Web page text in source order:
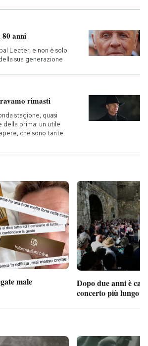
anni
Lecter, e non è solo
sua generazione
rimasti
stagione, quasi
prima: un utile
che sono tante
male
Dopo due anni è
concerto più lungo